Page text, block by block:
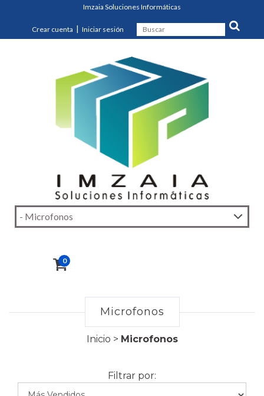
Imzaia Soluciones Informáticas
Crear cuenta | Iniciar sesión
0
Microfonos
Inicio > Microfonos
Filtrar por: